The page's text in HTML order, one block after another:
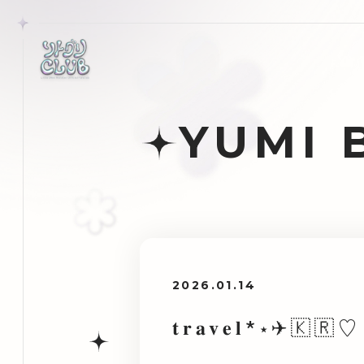
YUMI
2026.01.14
𝐭𝐫𝐚𝐯𝐞𝐥*⋆✈🇰🇷♡